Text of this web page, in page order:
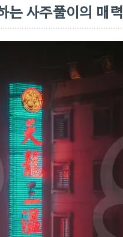
는 사주풀이의 매력